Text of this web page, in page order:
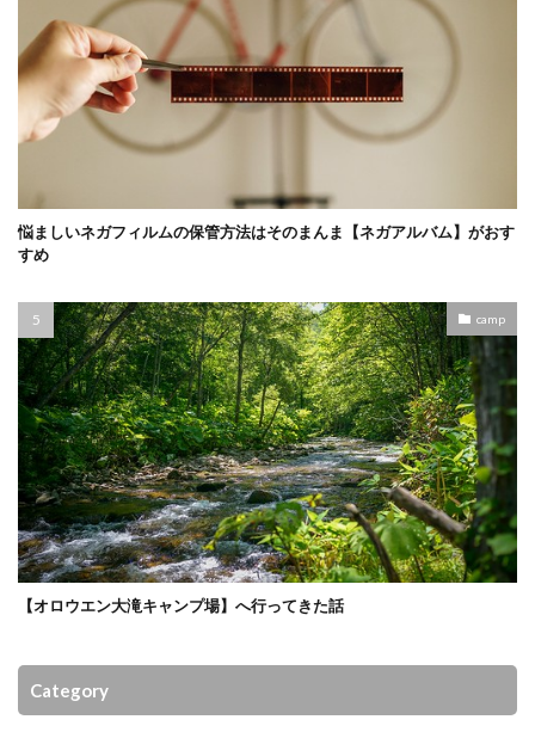
悩ましいネガフィルムの保管方法はそのまんま【ネガアルバム】がおす
すめ
camp
【オロウエン大滝キャンプ場】へ行ってきた話
Category